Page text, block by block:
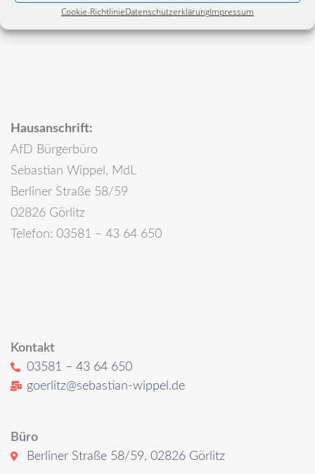
Cookie-RichtlinieDatenschutzerklärungImpressum
02811 Görlitz
Hausanschrift:
AfD Bürgerbüro
Sebastian Wippel, MdL
Berliner Straße 58/59
02826 Görlitz
Telefon: 03581 – 43 64 650
Kontakt
03581 – 43 64 650
goerlitz@sebastian-wippel.de
Büro
Berliner Straße 58/59, 02826 Görlitz